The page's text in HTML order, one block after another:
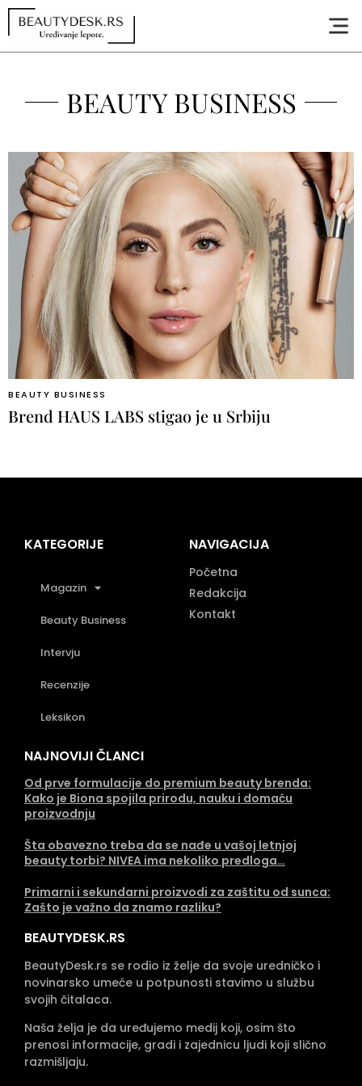
BEAUTY BUSINESS
BEAUTY BUSINESS
Brend HAUS LABS stigao je u Srbiju
KATEGORIJE
Magazin
Beauty Business
Intervju
Recenzije
Leksikon
NAVIGACIJA
Početna
Redakcija
Kontakt
NAJNOVIJI ČLANCI
Od prve formulacije do premium beauty brenda:
Kako je Biona spojila prirodu, nauku i domaću
proizvodnju
Šta obavezno treba da se nađe u vašoj letnjoj
beauty torbi? NIVEA ima nekoliko predloga…
Primarni i sekundarni proizvodi za zaštitu od sunca:
Zašto je važno da znamo razliku?
BEAUTYDESK.RS
BeautyDesk.rs se rodio iz želje da svoje uredničko i
novinarsko umeće u potpunosti stavimo u službu
svojih čitalaca.
Naša želja je da uređujemo medij koji, osim što
prenosi informacije, gradi i zajednicu ljudi koji slično
razmišljaju.